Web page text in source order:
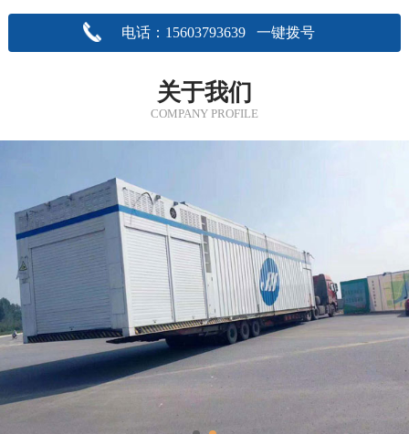
电话：15603793639 一键拨号
关于我们
COMPANY PROFILE